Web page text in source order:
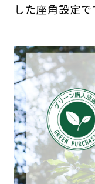
した座角設定で